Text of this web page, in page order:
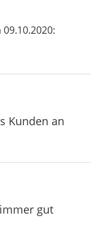
09.10.2020:
Kunden an
gut